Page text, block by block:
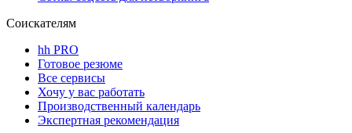
Соискателям
hh PRO
Готовое резюме
Все сервисы
Хочу у вас работать
Производственный календарь
Экспертная рекомендация